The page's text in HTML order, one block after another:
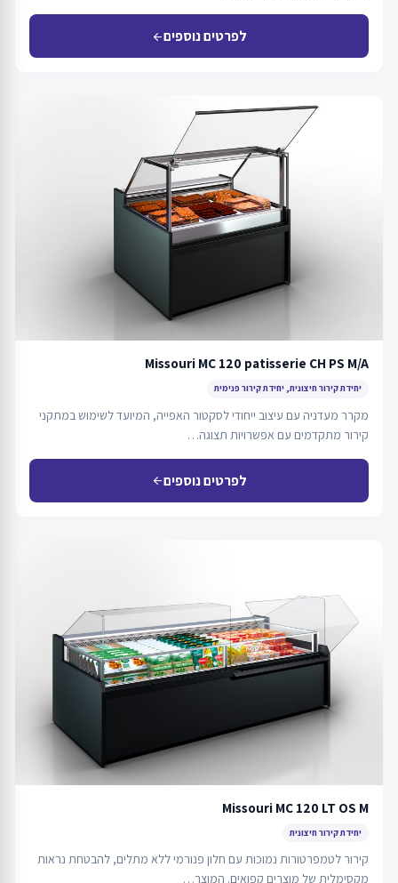
לפרטים נוספיםarrow_back
Missouri MC 120 patisserie CH PS M/A
יחידת קירור חיצונית, יחידת קירור פנימית
מקרר מעדניה עם עיצוב ייחודי לסקטור האפייה, המיועד לשימוש במתקני
קירור מתקדמים עם אפשרויות תצוגה…
לפרטים נוספיםarrow_back
Missouri MC 120 LT OS M
יחידת קירור חיצונית
קירור לטמפרטורות נמוכות עם חלון פנורמי ללא מתלים, להבטחת נראות
מקסימלית של מוצרים קפואים. המוצר…